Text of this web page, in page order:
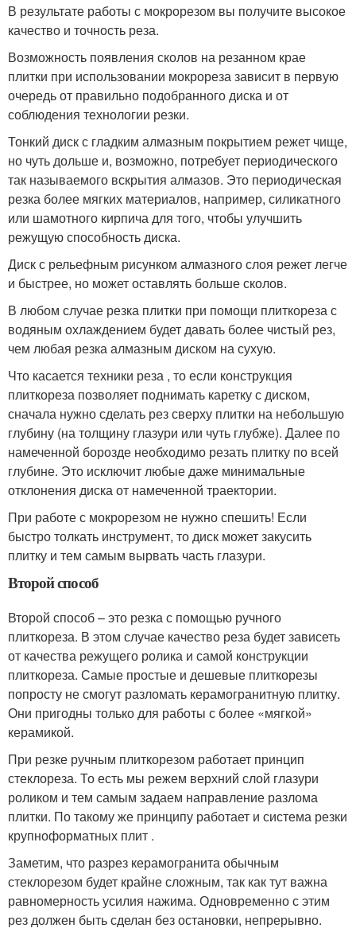
В результате работы с мокрорезом вы получите высокое
качество и точность реза.
Возможность появления сколов на резанном крае
плитки при использовании мокрореза зависит в первую
очередь от правильно подобранного диска и от
соблюдения технологии резки.
Тонкий диск с гладким алмазным покрытием режет чище,
но чуть дольше и, возможно, потребует периодического
так называемого вскрытия алмазов. Это периодическая
резка более мягких материалов, например, силикатного
или шамотного кирпича для того, чтобы улучшить
режущую способность диска.
Диск с рельефным рисунком алмазного слоя режет легче
и быстрее, но может оставлять больше сколов.
В любом случае резка плитки при помощи плиткореза с
водяным охлаждением будет давать более чистый рез,
чем любая резка алмазным диском на сухую.
Что касается техники реза , то если конструкция
плиткореза позволяет поднимать каретку с диском,
сначала нужно сделать рез сверху плитки на небольшую
глубину (на толщину глазури или чуть глубже). Далее по
намеченной борозде необходимо резать плитку по всей
глубине. Это исключит любые даже минимальные
отклонения диска от намеченной траектории.
При работе с мокрорезом не нужно спешить! Если
быстро толкать инструмент, то диск может закусить
плитку и тем самым вырвать часть глазури.
Второй способ
Второй способ – это резка с помощью ручного
плиткореза. В этом случае качество реза будет зависеть
от качества режущего ролика и самой конструкции
плиткореза. Самые простые и дешевые плиткорезы
попросту не смогут разломать керамогранитную плитку.
Они пригодны только для работы с более «мягкой»
керамикой.
При резке ручным плиткорезом работает принцип
стеклореза. То есть мы режем верхний слой глазури
роликом и тем самым задаем направление разлома
плитки. По такому же принципу работает и система резки
крупноформатных плит .
Заметим, что разрез керамогранита обычным
стеклорезом будет крайне сложным, так как тут важна
равномерность усилия нажима. Одновременно с этим
рез должен быть сделан без остановки, непрерывно.